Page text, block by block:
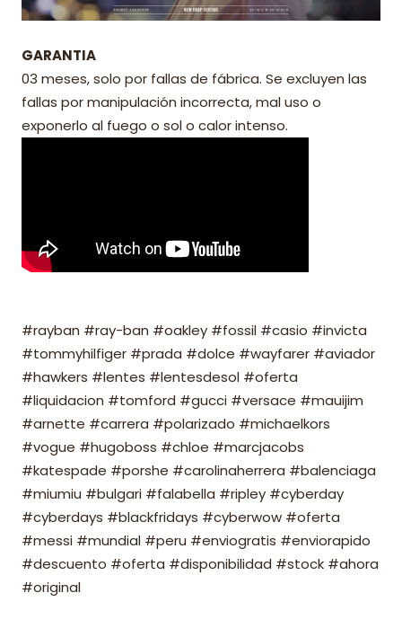
GARANTIA
03 meses, solo por fallas de fábrica. Se excluyen las
fallas por manipulación incorrecta, mal uso o
exponerlo al fuego o sol o calor intenso.
#rayban #ray-ban #oakley #fossil #casio #invicta
#tommyhilfiger #prada #dolce #wayfarer #aviador
#hawkers #lentes #lentesdesol #oferta
#liquidacion #tomford #gucci #versace #mauijim
#arnette #carrera #polarizado #michaelkors
#vogue #hugoboss #chloe #marcjacobs
#katespade #porshe #carolinaherrera #balenciaga
#miumiu #bulgari #falabella #ripley #cyberday
#cyberdays #blackfridays #cyberwow #oferta
#messi #mundial #peru #enviogratis #enviorapido
#descuento #oferta #disponibilidad #stock #ahora
#original